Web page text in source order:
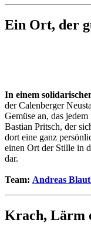
Ein Ort, der
In einem
der Calenberger
Gemüse an, das
Bastian Pritsch, der
dort eine ganz
einen Ort der Stille in
dar.
Team: Andreas
Krach, Lärm